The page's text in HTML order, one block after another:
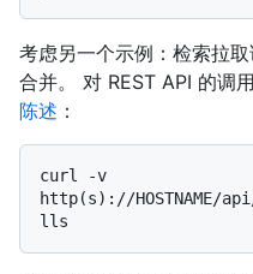
考虑另一个示例：检索拉
合并。 对 REST API 的调
陈述 ：
curl -v
http(s)://HOSTNAME/